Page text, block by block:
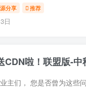
分享 推荐
日
CDN啦！联盟版-中